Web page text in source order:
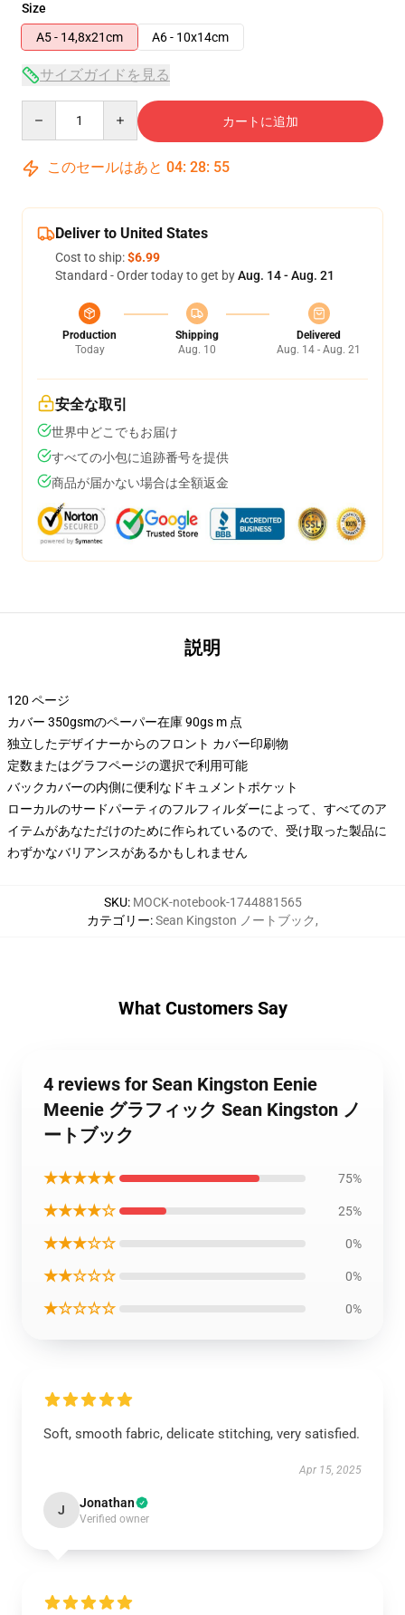
Size
A5 - 14,8x21cm
A6 - 10x14cm
サイズガイドを見る
カートに追加
このセールはあと 04: 28: 54
Deliver to United States
Cost to ship:$6.99
Standard - Order today to get byAug. 14 - Aug. 21
Production
Today
Shipping
Aug. 10
Delivered
Aug. 14 - Aug. 21
安全な取引
世界中どこでもお届け
すべての小包に追跡番号を提供
商品が届かない場合は全額返金
説明
120 ページ
カバー 350gsmのペーパー在庫 90gs m 点
独立したデザイナーからのフロント カバー印刷物
定数またはグラフページの選択で利用可能
バックカバーの内側に便利なドキュメントポケット
ローカルのサードパーティのフルフィルダーによって、すべてのア
イテムがあなただけのために作られているので、受け取った製品に
わずかなバリアンスがあるかもしれません
SKU: MOCK-notebook-1744881565
カテゴリー:Sean Kingston ノートブック,
What Customers Say
4 reviews for Sean Kingston Eenie
Meenie グラフィック Sean Kingston ノ
ートブック
★★★★★ 75%
★★★★☆ 25%
★★★☆☆ 0%
★★☆☆☆ 0%
★☆☆☆☆ 0%
Soft, smooth fabric, delicate stitching, very satisfied.
Apr 15, 2025
J Jonathan
Verified owner